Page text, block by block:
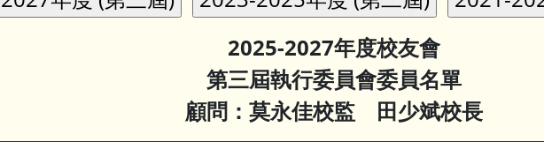
2025-2027年度校友會
第三屆執行委員會委員名單
顧問：莫永佳校監田少斌校長